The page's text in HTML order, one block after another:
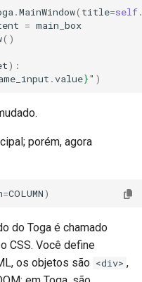
.MainWindow( title=self
= main_box
()
):
.value}" )
porém, agora
=COLUMN)
do Toga é chamado
CSS. Você define
os objetos são <div> ,